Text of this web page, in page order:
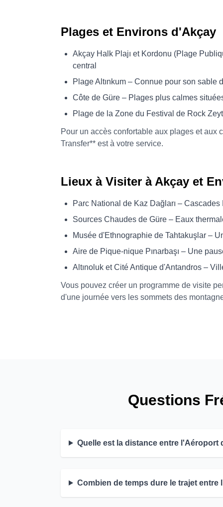
Plages et Environs d'Akçay
Akçay Halk Plajı et Kordonu (Plage
central
Plage Altınkum – Connue pour son sable
Côte de Güre – Plages plus calmes
Plage de la Zone du Festival de Rock
Pour un accès confortable aux plages et aux
Transfer** est à votre service.
Lieux à Visiter à Akçay et
Parc National de Kaz Dağları –
Sources Chaudes de Güre – Eaux
Musée d'Ethnographie de Tahtakuşlar –
Aire de Pique-nique Pınarbaşı – Une
Altınoluk et Cité Antique d'Antandros –
Vous pouvez créer un programme de visite
d'une journée vers les sommets des
Questions
Quelle est la distance entre l'Aéroport
Combien de temps dure le trajet